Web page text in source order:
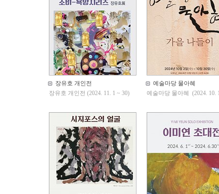
장유호 개인전
장유호 개인전 (2024. 11. 1 ~ 30)
예술마당 물아혜
예술마당 물아혜 (2024. 10.